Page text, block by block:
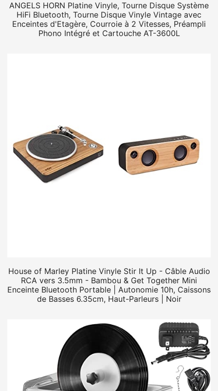
ANGELS HORN Platine Vinyle, Tourne Disque Système
HiFi Bluetooth, Tourne Disque Vinyle Vintage avec
Enceintes d'Etagère, Courroie à 2 Vitesses, Préampli
Phono Intégré et Cartouche AT-3600L
House of Marley Platine Vinyle Stir It Up - Câble Audio
RCA vers 3.5mm - Bambou & Get Together Mini
Enceinte Bluetooth Portable | Autonomie 10h, Caissons
de Basses 6.35cm, Haut-Parleurs | Noir